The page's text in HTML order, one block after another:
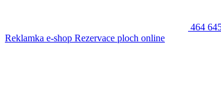
464
Reklamka e-shop Rezervace ploch online